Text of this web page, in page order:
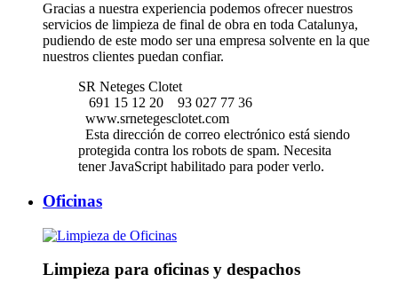
Gracias a nuestra experiencia podemos ofrecer nuestros
servicios de limpieza de final de obra en toda Catalunya,
pudiendo de este modo ser una empresa solvente en la que
nuestros clientes puedan confiar.
SR Neteges Clotet
691 15 12 20
93 027 77 36
www.srnetegesclotet.com
Esta dirección de correo electrónico está siendo
protegida contra los robots de spam. Necesita
tener JavaScript habilitado para poder verlo.
Oficinas
Limpieza para oficinas y despachos